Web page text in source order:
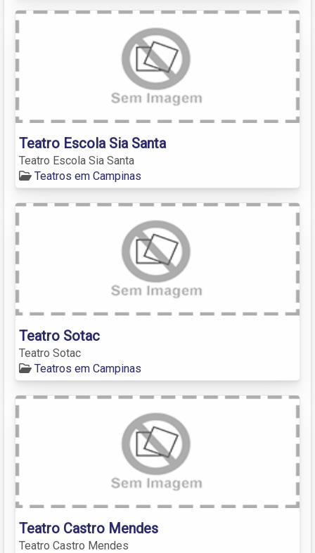
Teatro Escola Sia Santa
Teatro Escola Sia Santa
Teatros em Campinas
Teatro Sotac
Teatro Sotac
Teatros em Campinas
Teatro Castro Mendes
Teatro Castro Mendes